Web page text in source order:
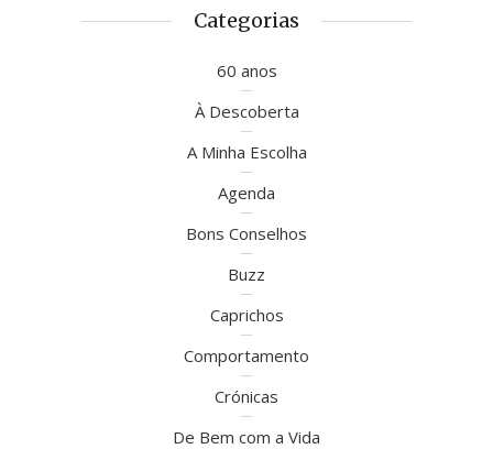
Categorias
60 anos
À Descoberta
A Minha Escolha
Agenda
Bons Conselhos
Buzz
Caprichos
Comportamento
Crónicas
De Bem com a Vida